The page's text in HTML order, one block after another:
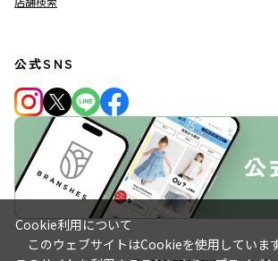
公式SNS
Cookie利用について
このウェブサイトはCookieを使用しています